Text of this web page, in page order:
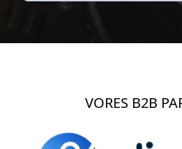
VORES B2B